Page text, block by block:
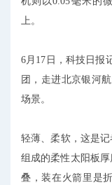
上。
6月17日，科技日报
团，走进北京银河
场景。
轻薄、柔软，这是
组成的柔性太阳板
叠，装在火箭里是